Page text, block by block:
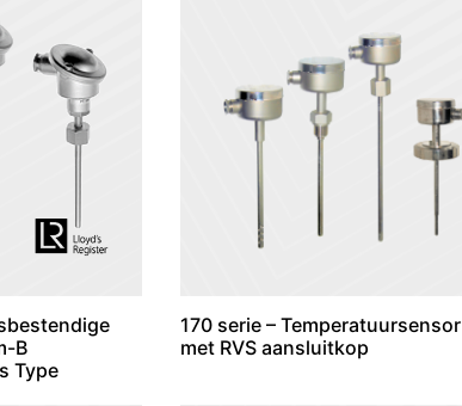
B
Type
170 serie – Temperatuursensor
met RVS aansluitkop